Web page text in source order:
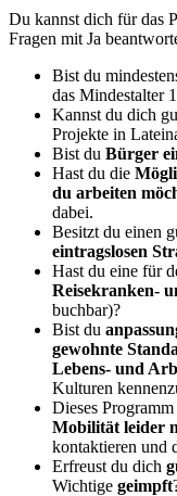
Du kannst dich für das
Fragen mit Ja
Bist du
das Mindestalter
Kannst du dich
Projekte in
Bist du Bürger
Hast du die
du arbeiten
dabei.
Besitzt du einen
eintragslosen
Hast du eine für
Reisekranken-
buchbar)?
Bist du
gewohnte
Lebens- und
Kulturen
Dieses
Mobilität leider
kontaktieren und
Erfreust du dich
Wichtige geimpft